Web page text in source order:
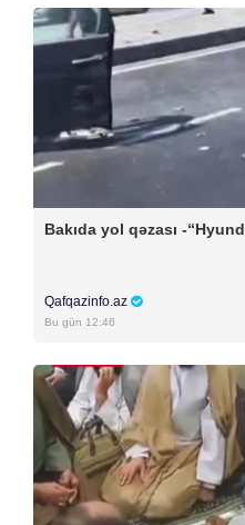
Bakıda yol qəzası -
Qafqazinfo.az
Bu gün 12:46